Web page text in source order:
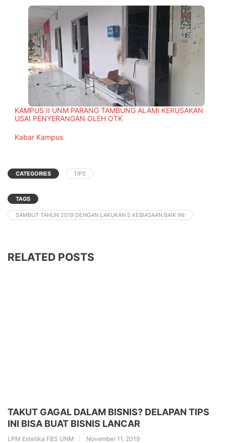
KAMPUS II UNM PARANG TAMBUNG ALAMI KERUSAKAN
USAI PENYERANGAN OLEH OTK
In relation to
Kabar Kampus
CATEGORIES TIPS
TAGS
SAMBUT TAHUN 2019 DENGAN LAKUKAN 5 KEBIASAAN BAIK INI
RELATED POSTS
TAKUT GAGAL DALAM BISNIS? DELAPAN TIPS
INI BISA BUAT BISNIS LANCAR
LPM Estetika FBS UNM November 11, 2019